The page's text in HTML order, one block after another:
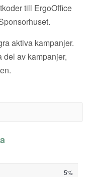
till ErgoOffice
aktiva kampanjer.
del av kampanjer,
5%